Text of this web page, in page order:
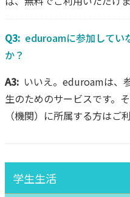
Q3: eduroamに参加してい
か？
A3: いいえ。eduroamは、
生のためのサービスです。
（機関）に所属する方はご
学生生活